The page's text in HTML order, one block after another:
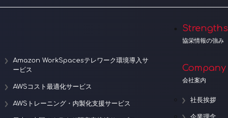
Amazon WorkSpacesテレワーク環境導入サ
ービス
AWSコスト最適化サービス
AWSトレーニング・内製化支援サービス
Strengths
協栄情報の強み
Company
会社案内
社長挨拶